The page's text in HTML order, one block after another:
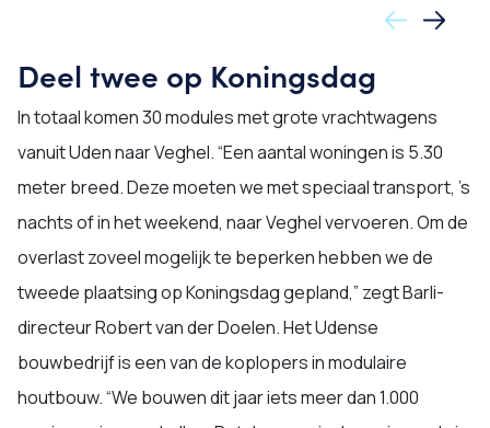
Deel twee op Koningsdag
In totaal komen 30 modules met grote vrachtwagens
vanuit Uden naar Veghel. “Een aantal woningen is 5.30
meter breed. Deze moeten we met speciaal transport, ’s
nachts of in het weekend, naar Veghel vervoeren. Om de
overlast zoveel mogelijk te beperken hebben we de
tweede plaatsing op Koningsdag gepland,” zegt Barli-
directeur Robert van der Doelen. Het Udense
bouwbedrijf is een van de koplopers in modulaire
houtbouw. “We bouwen dit jaar iets meer dan 1.000